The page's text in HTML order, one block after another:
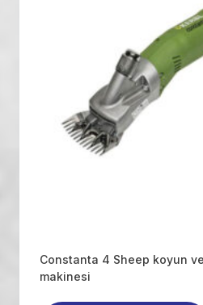
Constanta 4 Sheep koyun
makinesi